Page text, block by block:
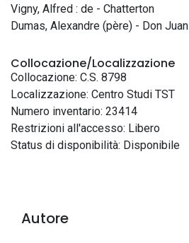
Vigny, Alfred : de - Chatterton
Dumas, Alexandre (père) - Don Juan
Collocazione/Localizzazione
Collocazione: C.S. 8798
Localizzazione: Centro Studi TST
Numero inventario: 23414
Restrizioni all'accesso: Libero
Status di disponibilità: Disponibile
Autore